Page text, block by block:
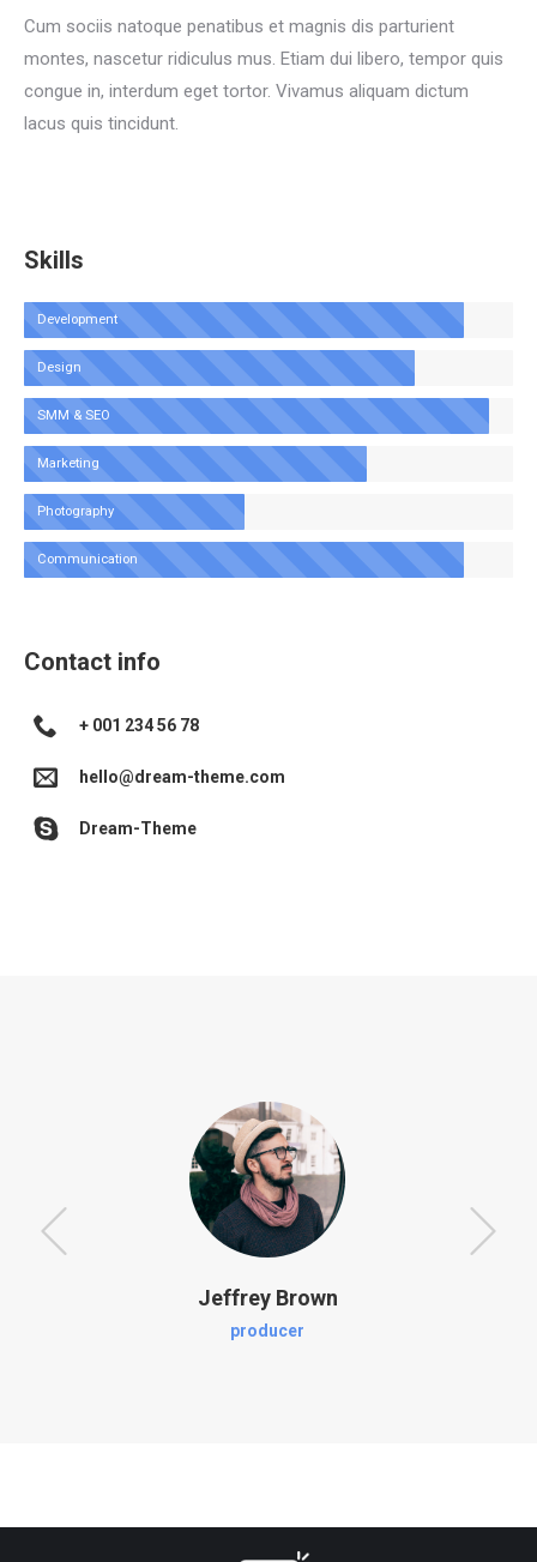
Cum sociis natoque penatibus et magnis dis parturient
montes, nascetur ridiculus mus. Etiam dui libero, tempor quis
congue in, interdum eget tortor. Vivamus aliquam dictum
lacus quis tincidunt.
Skills
Development
Design
SMM & SEO
Marketing
Photography
Communication
Contact info
+ 001 234 56 78
hello@dream-theme.com
Dream-Theme
Jeffrey Brown
producer